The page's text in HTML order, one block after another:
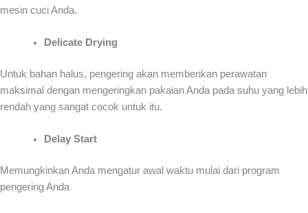
mesin cuci Anda.
Delicate Drying
Untuk bahan halus, pengering akan memberikan perawatan
maksimal dengan mengeringkan pakaian Anda pada suhu yang lebih
rendah yang sangat cocok untuk itu.
Delay Start
Memungkinkan Anda mengatur awal waktu mulai dari program
pengering Anda